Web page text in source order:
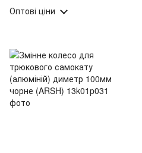
(ARSH)
Оптові ціни